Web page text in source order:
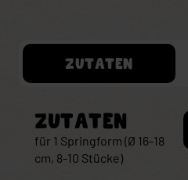
ZUTATEN
ZUTATEN
für 1 Springform (Ø 16-18
cm, 8-10 Stücke)